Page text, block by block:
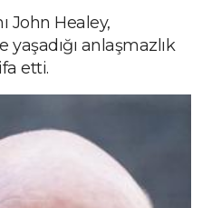
John Healey,
anlaşmazlık
etti.